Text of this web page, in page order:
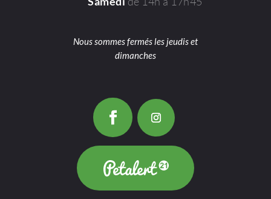
Nous sommes fermés les jeudis et
dimanches